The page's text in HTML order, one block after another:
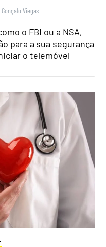
Gonçalo Viegas
o FBI ou a NSA,
para a sua segurança
o telemóvel